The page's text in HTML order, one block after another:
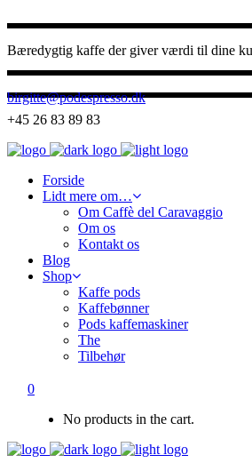
Bæredygtig kaffe der giver værdi til dine
birgitte@podespresso.dk
+45 26 83 89 83
Forside
Lidt mere om…
Om Caffè del Caravaggio
Om os
Kontakt os
Blog
Shop
Kaffe pods
Kaffebønner
Pods kaffemaskiner
The
Tilbehør
0
No products in the cart.